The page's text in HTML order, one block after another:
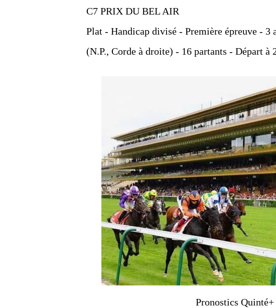
C7 PRIX DU BEL AIR
Plat - Handicap divisé - Première épreuve - 3
(N.P., Corde à droite) - 16 partants - Départ à
Pronostics